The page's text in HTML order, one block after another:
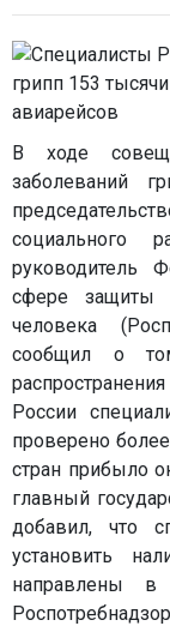
В ходе
заболеваний
социального
руководитель
сфере защиты
человека
сообщил о
России
проверено
стран прибыло
главный
добавил, что
установить
направлены в